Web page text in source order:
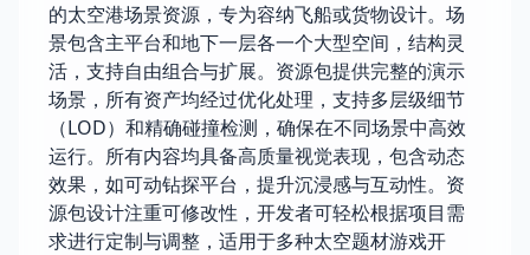
的太空港场景资源，专为容纳飞船或货物设计。场
景包含主平台和地下一层各一个大型空间，结构灵
活，支持自由组合与扩展。资源包提供完整的演示
场景，所有资产均经过优化处理，支持多层级细节
（LOD）和精确碰撞检测，确保在不同场景中高效
运行。所有内容均具备高质量视觉表现，包含动态
效果，如可动钻探平台，提升沉浸感与互动性。资
源包设计注重可修改性，开发者可轻松根据项目需
求进行定制与调整，适用于多种太空题材游戏开